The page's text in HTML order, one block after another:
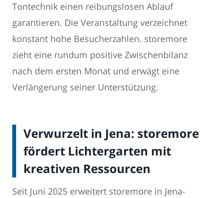
Tontechnik einen reibungslosen Ablauf
garantieren. Die Veranstaltung verzeichnet
konstant hohe Besucherzahlen. storemore
zieht eine rundum positive Zwischenbilanz
nach dem ersten Monat und erwägt eine
Verlängerung seiner Unterstützung.
Verwurzelt in Jena: storemore
fördert Lichtergarten mit
kreativen Ressourcen
Seit Juni 2025 erweitert storemore in Jena-